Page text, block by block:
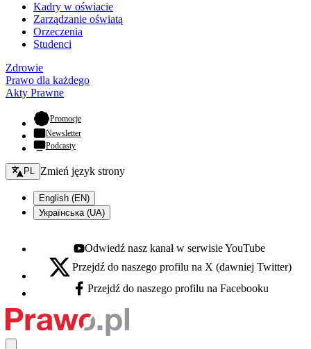
Kadry w oświacie
Zarządzanie oświatą
Orzeczenia
Studenci
Zdrowie
Prawo dla każdego
Akty Prawne
Promocje- otwiera się w nowej karcie
Newsletter
Podcasty
Zmień język - bieżący:
PL Zmień język strony
English (EN)
Українська (UA)
Youtube - otwiera się w nowej karcie
Odwiedź nasz kanał w serwisie YouTube
X - otwiera się w nowej karcie
Przejdź do naszego profilu na X (dawniej Twitter)
Facebook - otwiera się w nowej karcie
Przejdź do naszego profilu na Facebooku